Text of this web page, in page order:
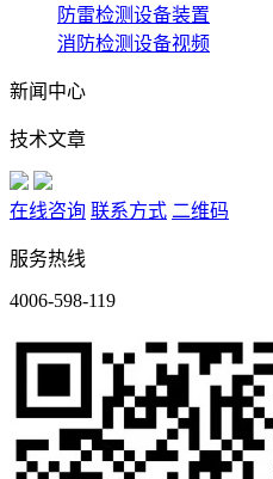
防雷检测设备装置
消防检测设备视频
新闻中心
技术文章
在线咨询 联系方式 二维码
服务热线
4006-598-119